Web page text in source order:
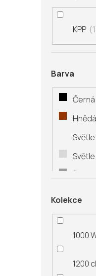
KPP
Barva
Černá
Hnědá
Kolekce
1000
1200